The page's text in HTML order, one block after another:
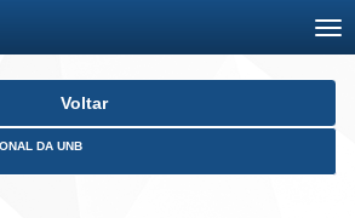
Voltar
DA UNB